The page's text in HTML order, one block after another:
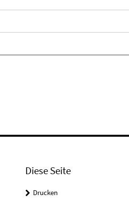
Diese Seite
Drucken